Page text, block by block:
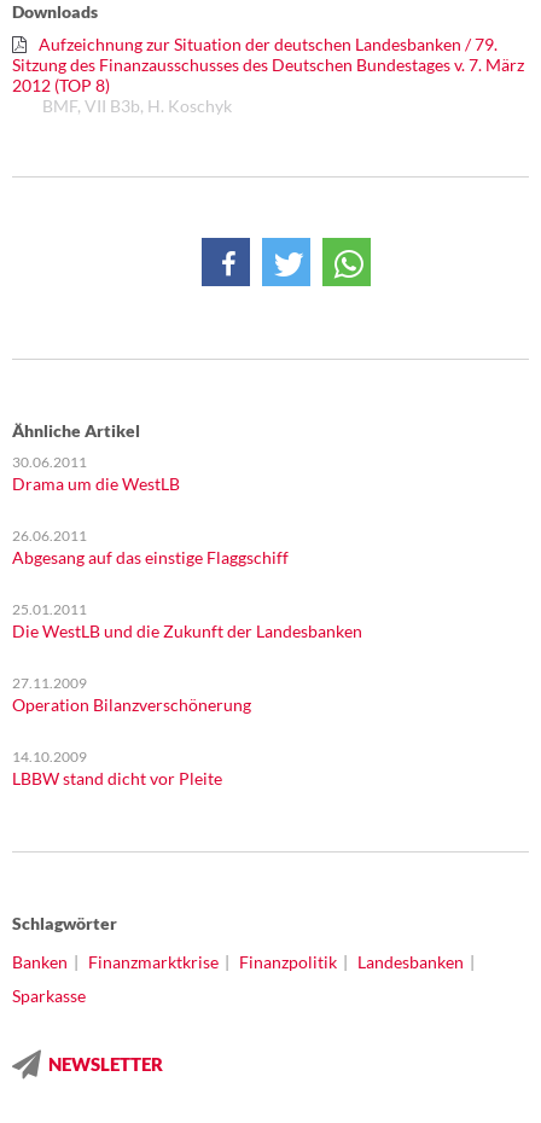
DIE LINKE
Weitere Themen
Rosa-Luxemburg-Stiftung
Downloads
Aufzeichnung zur Situation der deutschen Landesbanken / 79.
Sitzung des Finanzausschusses des Deutschen Bundestages v. 7. März
2012 (TOP 8)
BMF, VII B3b, H. Koschyk
Ähnliche Artikel
30.06.2011
Drama um die WestLB
26.06.2011
Abgesang auf das einstige Flaggschiff
25.01.2011
Die WestLB und die Zukunft der Landesbanken
27.11.2009
Operation Bilanzverschönerung
14.10.2009
LBBW stand dicht vor Pleite
Schlagwörter
Banken
Finanzmarktkrise Finanzpolitik
Landesbanken
Sparkasse
NEWSLETTER